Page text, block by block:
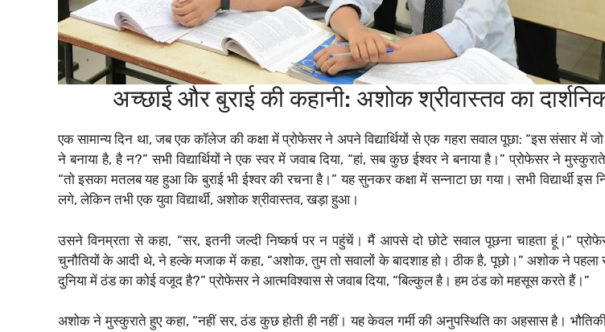
अच्छाई और बुराई की कहानी: अशोक श्रीवास्तव का
एक सामान्य दिन था, जब एक कॉलेज की कक्षा में प्रोफेसर ने अपने विद्यार्थियों से एक गहरा सवाल पूछा: “इस संसार में
ने बनाया है, है न?” सभी विद्यार्थियों ने एक स्वर में जवाब दिया, “हां, सब कुछ ईश्वर ने बनाया है।” प्रोफेसर ने मुस्कुराते
“तो इसका मतलब यह हुआ कि बुराई भी ईश्वर की रचना है।” यह सुनकर कक्षा में सन्नाटा छा गया। सभी विद्यार्थी इस
लगे, लेकिन तभी एक युवा विद्यार्थी, अशोक श्रीवास्तव, खड़ा हुआ।
उसने विनम्रता से कहा, “सर, इतनी जल्दी निष्कर्ष पर न पहुंचें। मैं आपसे दो छोटे सवाल पूछना चाहता हूं।”
चुनौतियों के आदी थे, ने हल्के मजाक में कहा, “अशोक, तुम तो सवालों के बादशाह हो। ठीक है, पूछो।” अशोक ने पहला
दुनिया में ठंड का कोई वजूद है?” प्रोफेसर ने आत्मविश्वास से जवाब दिया, “बिल्कुल है। हम ठंड को महसूस करते हैं।”
अशोक ने मुस्कुराते हुए कहा, “नहीं सर, ठंड कुछ होती ही नहीं। यह केवल गर्मी की अनुपस्थिति का अहसास है। भौतिकी